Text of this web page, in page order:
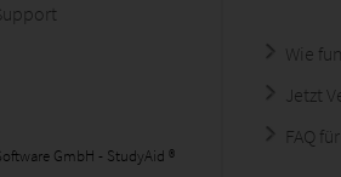
GmbH - StudyAid ®
Wie
Jetzt
FAQ